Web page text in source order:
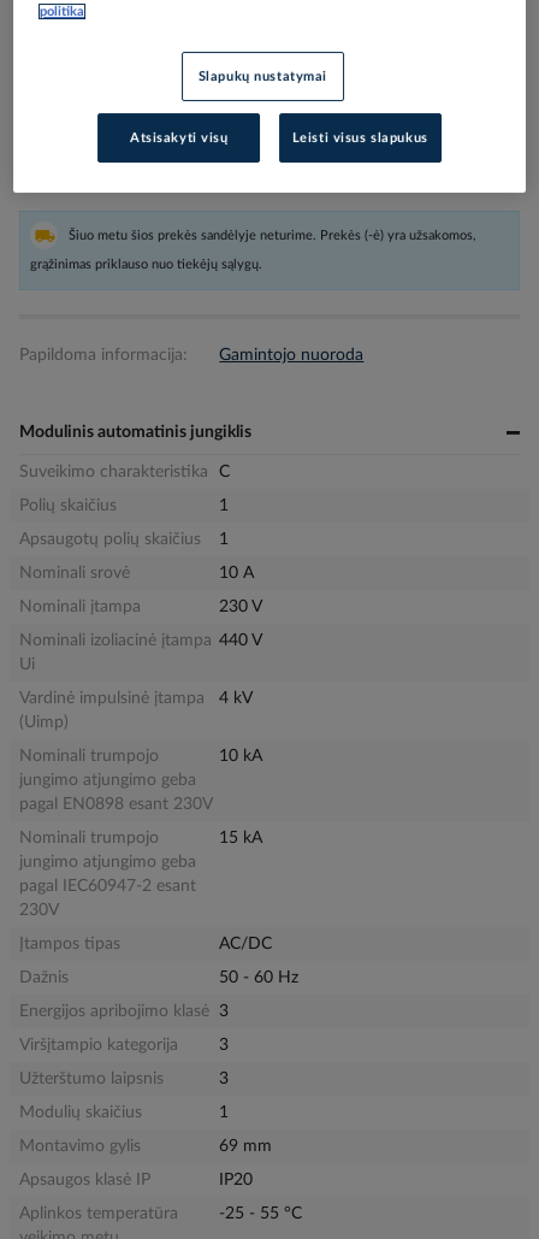
Įtraukti į palyginimą
Kiekis tiekėjo sandėlyje
Šiuo metu šios prekės sandėlyje neturime. Prekės (-ė) yra užsakomos,
grąžinimas priklauso nuo tiekėjų sąlygų.
Papildoma informacija: Gamintojo nuoroda
Modulinis automatinis jungiklis
Suveikimo charakteristika
C
Polių skaičius
1
Apsaugotų polių skaičius
1
Nominali srovė
10 A
Nominali įtampa
230 V
Nominali izoliacinė įtampa
Ui
440 V
Vardinė impulsinė įtampa
(Uimp)
4 kV
Nominali trumpojo
jungimo atjungimo geba
pagal EN0898 esant 230V
10 kA
Nominali trumpojo
jungimo atjungimo geba
pagal IEC60947-2 esant
230V
15 kA
Įtampos tipas
AC/DC
Dažnis
50 - 60 Hz
Energijos apribojimo klasė
3
Viršįtampio kategorija
3
Užterštumo laipsnis
3
Modulių skaičius
1
Montavimo gylis
69 mm
Apsaugos klasė IP
IP20
Aplinkos temperatūra
-25 - 55 °C
politika
Slapukų nustatymai
Atsisakyti visų Leisti visus slapukus